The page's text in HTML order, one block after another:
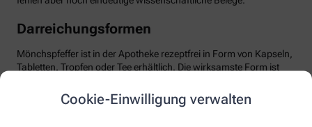
Cookie-Einwilligung verwalten
Darreichungsformen
Mönchspfeffer ist in der Apotheke rezeptfrei in Form von Kapseln,
Tabletten, Tropfen oder Tee erhältlich. Die wirksamste Form ist
mg pro Tag. Wichtig: Man sollte Geduld haben und das Präparat
mindestens über drei Menstruationszyklen einnehmen, bis sich